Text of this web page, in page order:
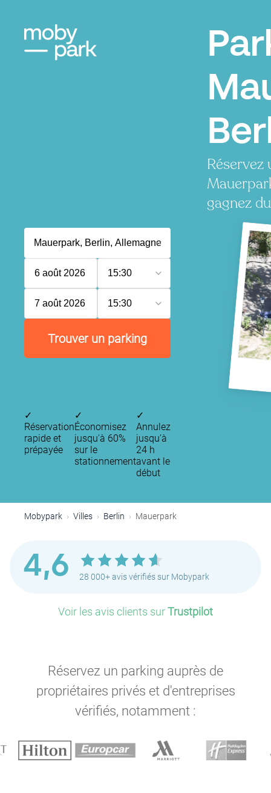
gagnez
6 août 2026 15:30
7 août 2026 15:30
Trouver un parking
✓
Réservation
rapide et
prépayée
✓
Économisez
jusqu'à 60%
sur le
stationnement
✓
Annulez
jusqu’à
24 h
avant le
début
Mobypark Villes Berlin Mauerpark
4,6 28 000+ avis vérifiés sur Mobypark
Voir les avis clients surTrustpilot
Réservez un parking auprès de
propriétaires privés et d'entreprises
vérifiés, notamment :